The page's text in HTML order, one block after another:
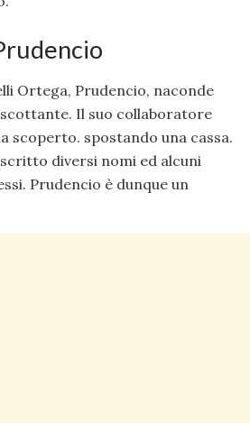
Ortega, Prudencio, naconde
Il suo collaboratore
scoperto. spostando una cassa.
diversi nomi ed alcuni
Prudencio è dunque un